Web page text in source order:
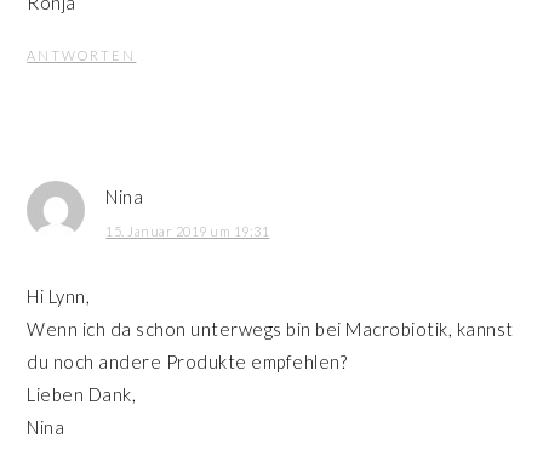
ANTWORTEN
Nina
15. Januar 2019 um 19:31
Hi Lynn,
Wenn ich da schon unterwegs bin bei Macrobiotik, kannst
du noch andere Produkte empfehlen?
Lieben Dank,
Nina